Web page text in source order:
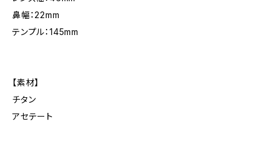
鼻幅：22mm
テンプル：145mm
【素材】
チタン
アセテート